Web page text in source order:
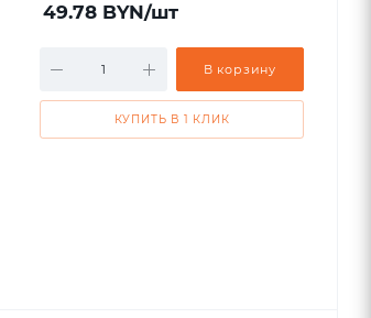
49.78 BYN/шт
В корзину
КУПИТЬ В 1 КЛИК